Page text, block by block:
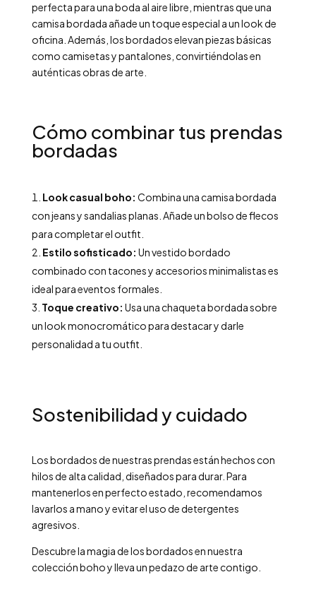
perfecta para una boda al aire libre, mientras que una
camisa bordada añade un toque especial a un look de
oficina. Además, los bordados elevan piezas básicas
como camisetas y pantalones, convirtiéndolas en
auténticas obras de arte.
Cómo combinar tus prendas
bordadas
Look casual boho: Combina una camisa bordada
con jeans y sandalias planas. Añade un bolso de flecos
para completar el outfit.
Estilo sofisticado: Un vestido bordado
combinado con tacones y accesorios minimalistas es
ideal para eventos formales.
Toque creativo: Usa una chaqueta bordada sobre
un look monocromático para destacar y darle
personalidad a tu outfit.
Sostenibilidad y cuidado
Los bordados de nuestras prendas están hechos con
hilos de alta calidad, diseñados para durar. Para
mantenerlos en perfecto estado, recomendamos
lavarlos a mano y evitar el uso de detergentes
agresivos.
Descubre la magia de los bordados en nuestra
colección boho y lleva un pedazo de arte contigo.